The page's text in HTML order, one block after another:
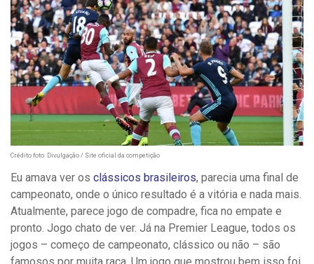
Crédito foto: Divulgação / Site oficial da competição
Eu amava ver os clássicos brasileiros, parecia uma final de
campeonato, onde o único resultado é a vitória e nada mais.
Atualmente, parece jogo de compadre, fica no empate e
pronto. Jogo chato de ver. Já na Premier League, todos os
jogos – começo de campeonato, clássico ou não – são